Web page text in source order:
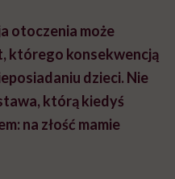
otoczenia może
którego konsekwencją
dzieci. Nie
którą kiedyś
na złość mamie